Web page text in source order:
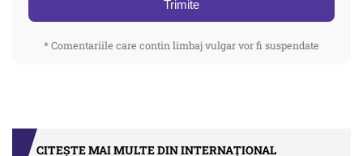
Trimite
* Comentariile care contin limbaj vulgar vor fi suspendate
CITEȘTE MAI MULTE DIN INTERNAȚIONAL